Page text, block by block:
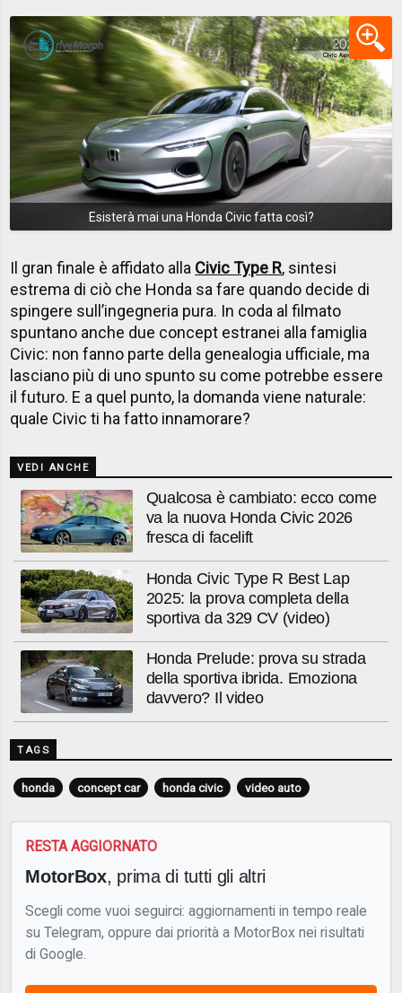
Esisterà mai una Honda Civic fatta così?
Il gran finale è affidato alla Civic Type R, sintesi
estrema di ciò che Honda sa fare quando decide di
spingere sull’ingegneria pura. In coda al filmato
spuntano anche due concept estranei alla famiglia
Civic: non fanno parte della genealogia ufficiale, ma
lasciano più di uno spunto su come potrebbe essere
il futuro. E a quel punto, la domanda viene naturale:
quale Civic ti ha fatto innamorare?
VEDI ANCHE
Qualcosa è cambiato: ecco come
va la nuova Honda Civic 2026
fresca di facelift
Honda Civic Type R Best Lap
2025: la prova completa della
sportiva da 329 CV (video)
Honda Prelude: prova su strada
della sportiva ibrida. Emoziona
davvero? Il video
TAGS
honda concept car honda civic video auto
RESTA AGGIORNATO
MotorBox, prima di tutti gli altri
Scegli come vuoi seguirci: aggiornamenti in tempo reale
su Telegram, oppure dai priorità a MotorBox nei risultati
di Google.